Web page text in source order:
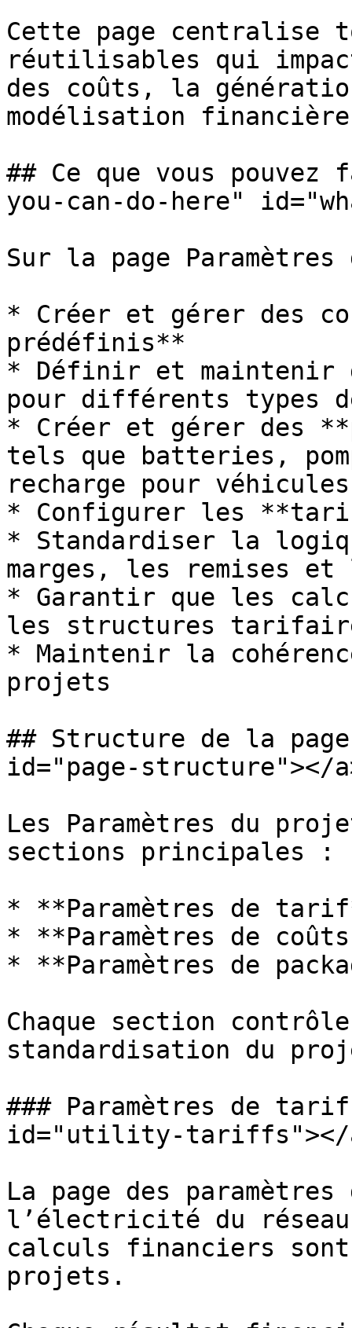
Cette page centralise
réutilisables qui
des coûts, la
modélisation
## Ce que vous
you-can-do-here"
Sur la page
* Créer et gérer des
prédéfinis**
* Définir et maintenir
pour différents types
* Créer et gérer des
tels que batteries,
recharge pour
* Configurer les
* Standardiser la
marges, les remises et
* Garantir que les
les structures
* Maintenir la
projets
## Structure de la
id="page-structure"></
Les Paramètres du
sections principales :
* **Paramètres de
* **Paramètres de
* **Paramètres de
Chaque section
standardisation du
### Paramètres de
id="utility-tariffs"></
La page des
l’électricité du
calculs financiers
projets.